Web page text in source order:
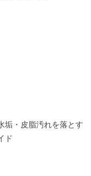
垢・皮脂汚れを落とす
ド